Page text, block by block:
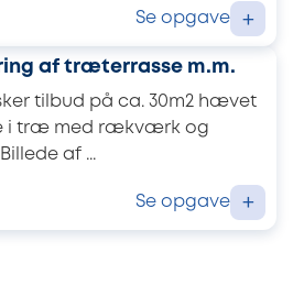
Se opgave +
af træterrasse m.m.
tilbud på ca. 30m2 hævet
i træ med rækværk og
af ...
Se opgave +